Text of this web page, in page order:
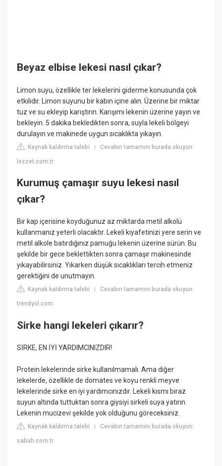
Beyaz elbise lekesi nasıl çıkar?
Limon suyu, özellikle ter lekelerini giderme konusunda çok
etkilidir. Limon suyunu bir kabın içine alın. Üzerine bir miktar
tuz ve su ekleyip karıştırın. Karışımı lekenin üzerine yayın ve
bekleyin. 5 dakika bekledikten sonra, suyla lekeli bölgeyi
durulayın ve makinede uygun sıcaklıkta yıkayın.
Kaynak kaldırma talebi |Cevabın tamamını burada okuyun:
lezzet.com.tr
Kurumuş çamaşır suyu lekesi nasıl
çıkar?
Bir kap içerisine koyduğunuz az miktarda metil alkolü
kullanmanız yeterli olacaktır. Lekeli kıyafetinizi yere serin ve
metil alkole batırdığınız pamuğu lekenin üzerine sürün. Bu
şekilde bir gece beklettikten sonra çamaşır makinesinde
yıkayabilirsiniz. Yıkarken düşük sıcaklıkları tercih etmeniz
gerektiğini de unutmayın.
Kaynak kaldırma talebi |Cevabın tamamını burada okuyun:
trendyol.com
Sirke hangi lekeleri çıkarır?
SİRKE, EN İYİ YARDIMCINIZDIR!
Protein lekelerinde sirke kullanılmamalı. Ama diğer
lekelerde, özellikle de domates ve koyu renkli meyve
lekelerinde sirke en iyi yardımcınızdır. Lekeli kısmı biraz
suyun altında tuttuktan sonra giysiyi sirkeli suya yatırın.
Lekenin mucizevi şekilde yok olduğunu göreceksiniz.
Kaynak kaldırma talebi |Cevabın tamamını burada okuyun:
sabah.com.tr